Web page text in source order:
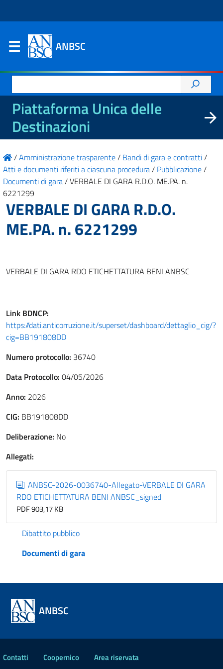
ANBSC
per:
Piattaforma Unica delle
Destinazioni
/Amministrazione trasparente/ Bandi di gara e contratti/
Atti e documenti riferiti a ciascuna procedura/ Pubblicazione/
Documenti di gara/VERBALE DI GARA R.D.O. ME.PA. n.
6221299
VERBALE DI GARA R.D.O.
ME.PA. n. 6221299
VERBALE DI GARA RDO ETICHETTATURA BENI ANBSC
Link BDNCP:
https://dati.anticorruzione.it/superset/dashboard/dettaglio_cig/?
cig=BB191808DD
Numero protocollo: 36740
Data Protocollo: 04/05/2026
Anno: 2026
CIG: BB191808DD
Deliberazione: No
Allegati:
ANBSC-2026-0036740-Allegato-VERBALE DI GARA
RDO ETICHETTATURA BENI ANBSC_signed
PDF 903,17 KB
Dibattito pubblico
Documenti di gara
ANBSC
Contatti Coopernico Area riservata